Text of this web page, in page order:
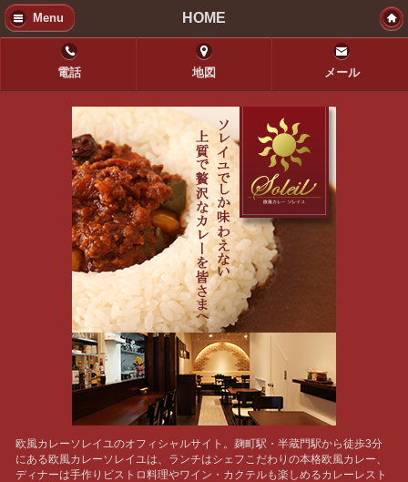
Menu HOME
電話 地図 メール
欧風カレーソレイユのオフィシャルサイト。麹町駅・半蔵門駅から徒歩3分
にある欧風カレーソレイユは、ランチはシェフこだわりの本格欧風カレー、
ディナーは手作りビストロ料理やワイン・カクテルも楽しめるカレーレスト